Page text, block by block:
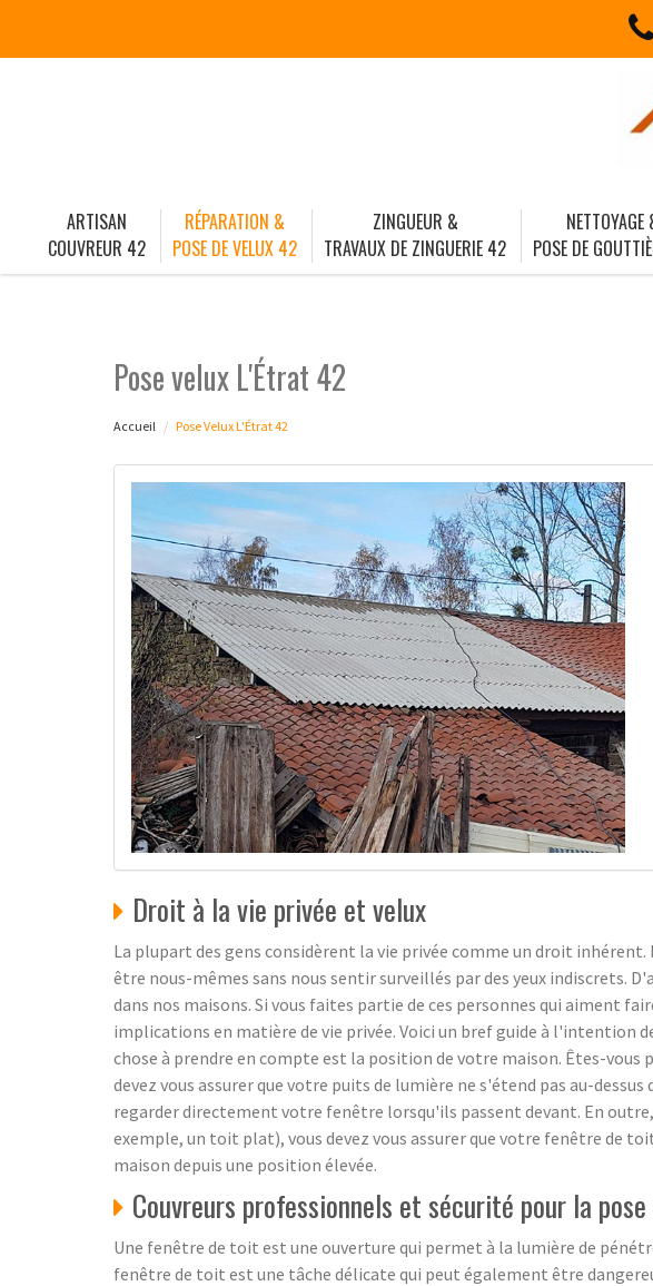
ARTISAN
COUVREUR 42
RÉPARATION &
POSE DE VELUX 42
ZINGUEUR &
TRAVAUX DE ZINGUERIE 42
NETTOYAGE
POSE DE
Pose velux L'Étrat 42
Accueil Pose Velux L'Étrat 42
Droit à la vie privée et velux
La plupart des gens considèrent la vie privée comme un droit
être nous-mêmes sans nous sentir surveillés par des yeux
dans nos maisons. Si vous faites partie de ces personnes qui aiment
implications en matière de vie privée. Voici un bref guide à l'intention
chose à prendre en compte est la position de votre maison. Êtes-vous
devez vous assurer que votre puits de lumière ne s'étend pas au-
regarder directement votre fenêtre lorsqu'ils passent devant. En
exemple, un toit plat), vous devez vous assurer que votre fenêtre de
maison depuis une position élevée.
Couvreurs professionnels et sécurité pour la
Une fenêtre de toit est une ouverture qui permet à la lumière de
fenêtre de toit est une tâche délicate qui peut également être